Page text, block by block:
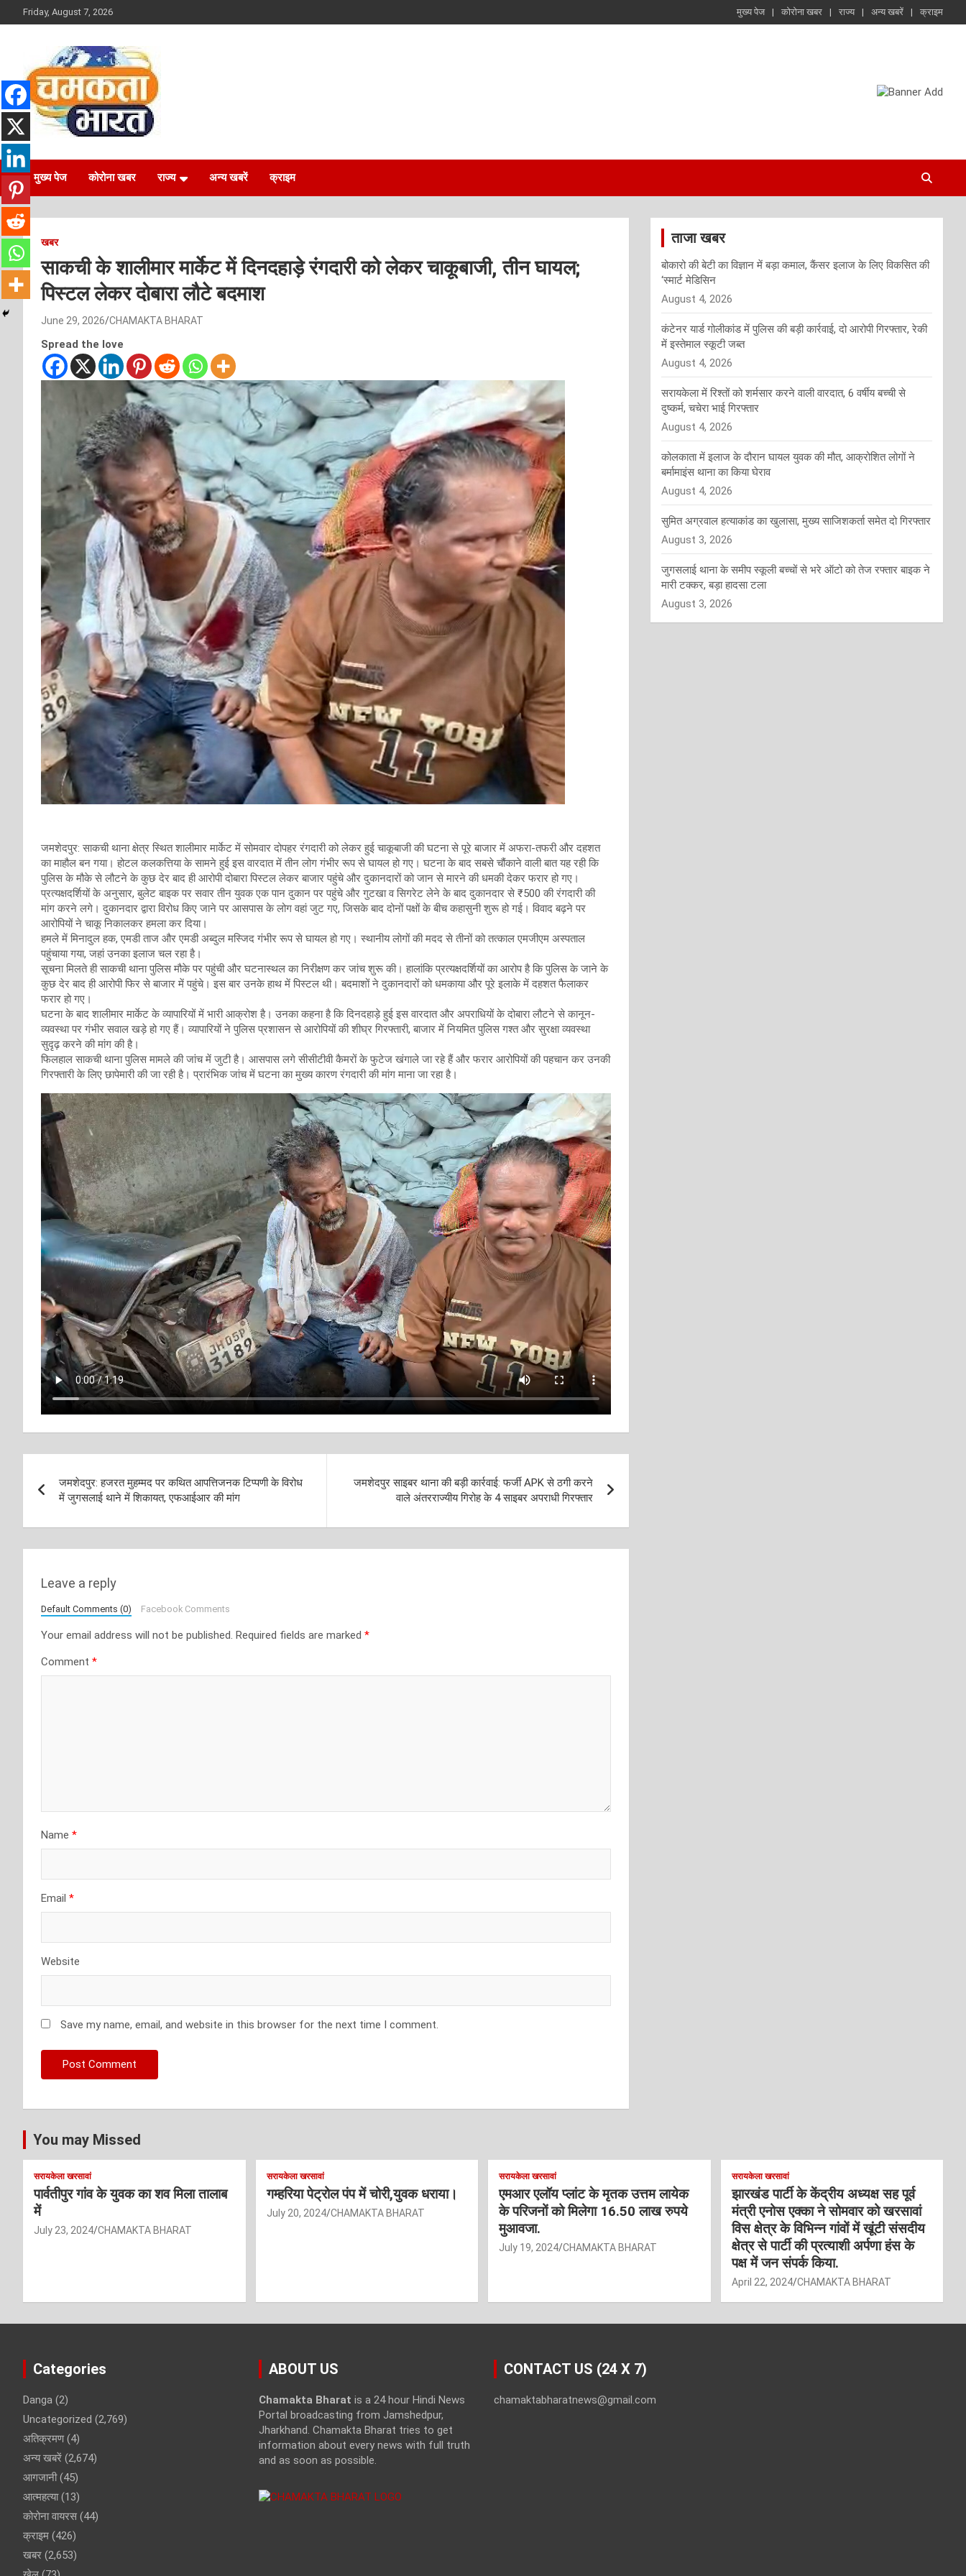
to
Friday, August 7, 2026 मुख्य पेज कोरोना खबर राज्य अन्य खबरें क्राइम
CHAMAKTA BHARAT
NEWS
मुख्य पेज कोरोना खबर राज्य अन्य खबरें क्राइम
खबर
साकची के शालीमार मार्केट में दिनदहाड़े रंगदारी को लेकर चाकूबाजी, तीन घायल;
पिस्टल लेकर दोबारा लौटे बदमाश
June 29, 2026 CHAMAKTA BHARAT
Spread the love
जमशेदपुर: साकची थाना क्षेत्र स्थित शालीमार मार्केट में सोमवार दोपहर रंगदारी को लेकर हुई चाकूबाजी की घटना से पूरे बाजार में अफरा-तफरी और दहशत
का माहौल बन गया। होटल कलकत्तिया के सामने हुई इस वारदात में तीन लोग गंभीर रूप से घायल हो गए। घटना के बाद सबसे चौंकाने वाली बात यह रही कि
पुलिस के मौके से लौटने के कुछ देर बाद ही आरोपी दोबारा पिस्टल लेकर बाजार पहुंचे और दुकानदारों को जान से मारने की धमकी देकर फरार हो गए।
प्रत्यक्षदर्शियों के अनुसार, बुलेट बाइक पर सवार तीन युवक एक पान दुकान पर पहुंचे और गुटखा व सिगरेट लेने के बाद दुकानदार से ₹500 की रंगदारी की
मांग करने लगे। दुकानदार द्वारा विरोध किए जाने पर आसपास के लोग वहां जुट गए, जिसके बाद दोनों पक्षों के बीच कहासुनी शुरू हो गई। विवाद बढ़ने पर
आरोपियों ने चाकू निकालकर हमला कर दिया।
हमले में मिनादुल हक, एमडी ताज और एमडी अब्दुल मस्जिद गंभीर रूप से घायल हो गए। स्थानीय लोगों की मदद से तीनों को तत्काल एमजीएम अस्पताल
पहुंचाया गया, जहां उनका इलाज चल रहा है।
सूचना मिलते ही साकची थाना पुलिस मौके पर पहुंची और घटनास्थल का निरीक्षण कर जांच शुरू की। हालांकि प्रत्यक्षदर्शियों का आरोप है कि पुलिस के जाने के
कुछ देर बाद ही आरोपी फिर से बाजार में पहुंचे। इस बार उनके हाथ में पिस्टल थी। बदमाशों ने दुकानदारों को धमकाया और पूरे इलाके में दहशत फैलाकर
फरार हो गए।
घटना के बाद शालीमार मार्केट के व्यापारियों में भारी आक्रोश है। उनका कहना है कि दिनदहाड़े हुई इस वारदात और अपराधियों के दोबारा लौटने से कानून-
व्यवस्था पर गंभीर सवाल खड़े हो गए हैं। व्यापारियों ने पुलिस प्रशासन से आरोपियों की शीघ्र गिरफ्तारी, बाजार में नियमित पुलिस गश्त और सुरक्षा व्यवस्था
सुदृढ़ करने की मांग की है।
फिलहाल साकची थाना पुलिस मामले की जांच में जुटी है। आसपास लगे सीसीटीवी कैमरों के फुटेज खंगाले जा रहे हैं और फरार आरोपियों की पहचान कर उनकी
गिरफ्तारी के लिए छापेमारी की जा रही है। प्रारंभिक जांच में घटना का मुख्य कारण रंगदारी की मांग माना जा रहा है।
navigation
जमशेदपुर: हजरत मुहम्मद पर कथित आपत्तिजनक टिप्पणी के विरोध
में जुगसलाई थाने में शिकायत, एफआईआर की मांग
जमशेदपुर साइबर थाना की बड़ी कार्रवाई: फर्जी APK से ठगी करने
वाले अंतरराज्यीय गिरोह के 4 साइबर अपराधी गिरफ्तार
Leave a reply
Default Comments (0) Facebook Comments
Your email address will not be published. Required fields are marked *
Comment *
Name *
Email *
Website
Save my name, email, and website in this browser for the next time I comment.
ताजा खबर
बोकारो की बेटी का विज्ञान में बड़ा कमाल, कैंसर इलाज के लिए विकसित की
‘स्मार्ट मेडिसिन
August 4, 2026
कंटेनर यार्ड गोलीकांड में पुलिस की बड़ी कार्रवाई, दो आरोपी गिरफ्तार, रेकी
में इस्तेमाल स्कूटी जब्त
August 4, 2026
सरायकेला में रिश्तों को शर्मसार करने वाली वारदात, 6 वर्षीय बच्ची से
दुष्कर्म, चचेरा भाई गिरफ्तार
August 4, 2026
कोलकाता में इलाज के दौरान घायल युवक की मौत, आक्रोशित लोगों ने
बर्मामाइंस थाना का किया घेराव
August 4, 2026
सुमित अग्रवाल हत्याकांड का खुलासा, मुख्य साजिशकर्ता समेत दो गिरफ्तार
August 3, 2026
जुगसलाई थाना के समीप स्कूली बच्चों से भरे ऑटो को तेज रफ्तार बाइक ने
मारी टक्कर, बड़ा हादसा टला
August 3, 2026
You may Missed
सरायकेला खरसावां
पार्वतीपुर गांव के युवक का शव मिला तालाब
में
July 23, 2024 CHAMAKTA BHARAT
सरायकेला खरसावां
गम्हरिया पेट्रोल पंप में चोरी,युवक धराया।
July 20, 2024 CHAMAKTA BHARAT
सरायकेला खरसावां
एमआर एलॉय प्लांट के मृतक उत्तम लायेक
के परिजनों को मिलेगा 16.50 लाख रुपये
मुआवजा.
July 19, 2024 CHAMAKTA BHARAT
सरायकेला खरसावां
झारखंड पार्टी के केंद्रीय अध्यक्ष सह पूर्व
मंत्री एनोस एक्का ने सोमवार को खरसावां
विस क्षेत्र के विभिन्न गांवों में खूंटी संसदीय
क्षेत्र से पार्टी की प्रत्याशी अर्पणा हंस के
पक्ष में जन संपर्क किया.
April 22, 2024 CHAMAKTA BHARAT
Categories
Danga (2)
Uncategorized (2,769)
अतिक्रमण(4)
अन्य खबरें (2,674)
आगजानी(45)
आत्महत्या(13)
कोरोना वायरस (44)
क्राइम (426)
खबर (2,653)
ABOUT US
Chamakta Bharat is a 24 hour Hindi News
Portal broadcasting from Jamshedpur,
Jharkhand. Chamakta Bharat tries to get
information about every news with full truth
and as soon as possible.
CONTACT US (24 X 7)
chamaktabharatnews@gmail.com